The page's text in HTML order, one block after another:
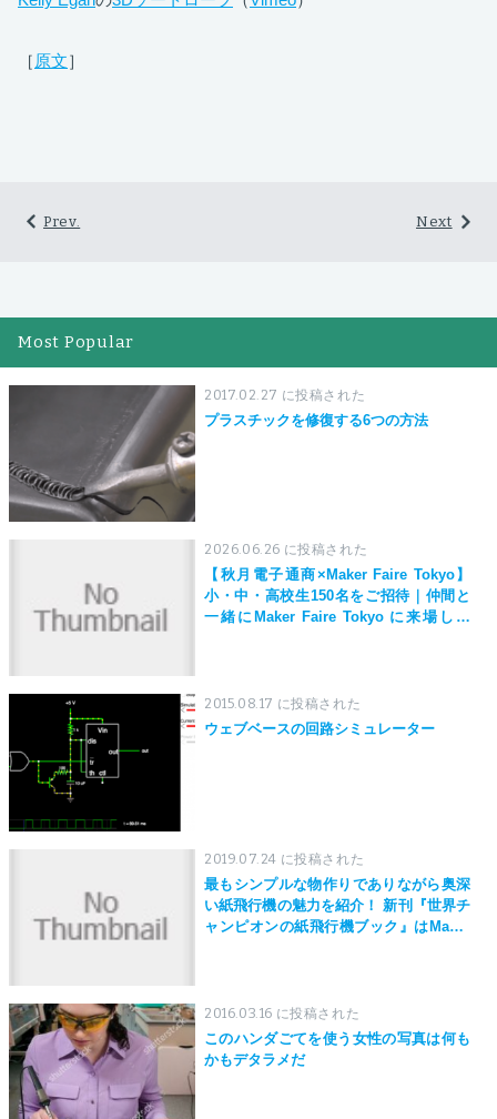
［ 原文］
Next
Prev.
Most Popular
2017.02.27 に投稿された
プラスチックを修復する6つの方法
2026.06.26 に投稿された
【秋月電子通商×Maker Faire Tokyo】
小・中・高校生150名をご招待｜仲間と
一緒にMaker Faire Tokyo に来場しよ
2015.08.17 に投稿された
ウェブベースの回路シミュレーター
2019.07.24 に投稿された
最もシンプルな物作りでありながら奥深
い紙飛行機の魅力を紹介！ 新刊『世界チ
ャンピオンの紙飛行機ブック』はMaker
2016.03.16 に投稿された
このハンダごてを使う女性の写真は何も
かもデタラメだ